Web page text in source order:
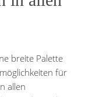
breite Palette
für
allen